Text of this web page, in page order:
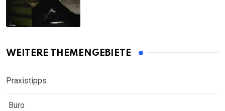
WEITERE THEMENGEBIETE
Praxistipps
Büro